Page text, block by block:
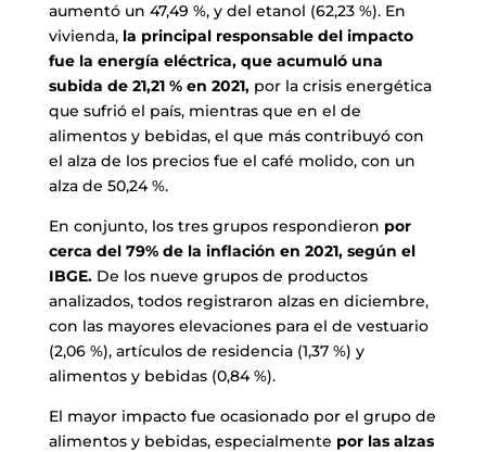
aumentó un 47,49 %, y del etanol (62,23 %). En
vivienda, la principal responsable del impacto
fue la energía eléctrica, que acumuló una
subida de 21,21 % en 2021, por la crisis energética
que sufrió el país, mientras que en el de
alimentos y bebidas, el que más contribuyó con
el alza de los precios fue el café molido, con un
alza de 50,24 %.
En conjunto, los tres grupos respondieron por
cerca del 79% de la inflación en 2021, según el
IBGE. De los nueve grupos de productos
analizados, todos registraron alzas en diciembre,
con las mayores elevaciones para el de vestuario
(2,06 %), artículos de residencia (1,37 %) y
alimentos y bebidas (0,84 %).
El mayor impacto fue ocasionado por el grupo de
alimentos y bebidas, especialmente por las alzas